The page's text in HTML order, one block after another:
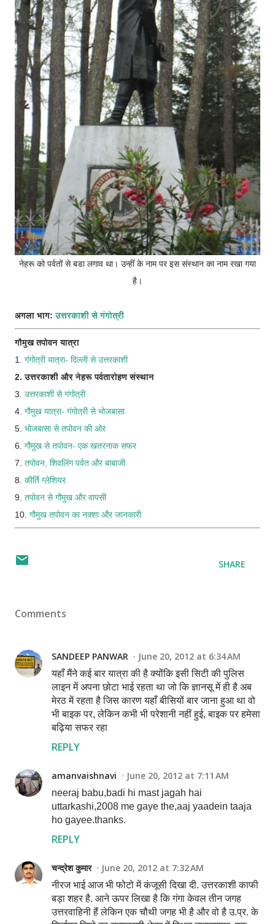
नेहरू को पर्वतों से बडा लगाव था। उन्हीं के नाम पर इस संस्थान का नाम रखा गया
है।
अगला भाग:उत्तरकाशी से गंगोत्री
गौमुख तपोवन यात्रा
1. गंगोत्री यात्रा- दिल्ली से उत्तरकाशी
2. उत्तरकाशी और नेहरू पर्वतारोहण संस्थान
3. उत्तरकाशी से गंगोत्री
4. गौमुख यात्रा- गंगोत्री से भोजबासा
5. भोजबासा से तपोवन की ओर
6. गौमुख से तपोवन- एक खतरनाक सफर
7. तपोवन, शिवलिंग पर्वत और बाबाजी
8. कीर्ति ग्लेशियर
9. तपोवन से गौमुख और वापसी
10. गौमुख तपोवन का नक्शा और जानकारी
SHARE
Comments
SANDEEP PANWAR June 20, 2012 at 6:34 AM
यहाँ मैंने कई बार यात्रा की है क्योंकि इसी सिटी की पुलिस
लाइन में अपना छोटा भाई रहता था जो कि ज्ञानसू में ही है अब
मेरठ में रहता है जिस कारण यहाँ बीसियों बार जाना हुआ था वो
भी बाइक पर, लेकिन कभी भी परेशानी नहीं हुई, बाइक पर हमेसा
बढ़िया सफर रहा
REPLY
amanvaishnavi June 20, 2012 at 7:11 AM
neeraj babu,badi hi mast jagah hai
uttarkashi,2008 me gaye the,aaj yaadein taaja
ho gayee.thanks.
REPLY
चन्द्रेश कुमार June 20, 2012 at 7:32 AM
नीरज भाई आज भी फोटो में कंजूसी दिखा दी. उत्तरकाशी काफी
बड़ा शहर है. आने ऊपर लिखा है कि गंगा केवल तीन जगह
उत्तरवाहिनी हैं लेकिन एक चौथी जगह भी है और वो है उ.प्र. के